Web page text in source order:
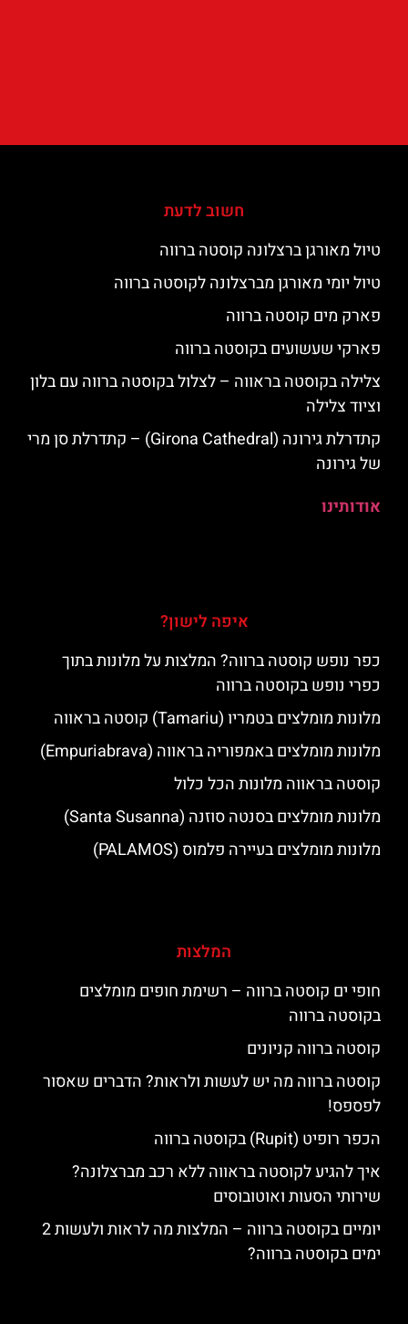
חשוב לדעת
טיול מאורגן ברצלונה קוסטה ברווה
טיול יומי מאורגן מברצלונה לקוסטה ברווה
פארק מים קוסטה ברווה
פארקי שעשועים בקוסטה ברווה
צלילה בקוסטה בראווה – לצלול בקוסטה ברווה עם בלון
וציוד צלילה
קתדרלת גירונה (Girona Cathedral) – קתדרלת סן מרי
של גירונה
אודותינו
איפה לישון?
כפר נופש קוסטה ברווה? המלצות על מלונות בתוך
כפרי נופש בקוסטה ברווה
מלונות מומלצים בטמריו (Tamariu) קוסטה בראווה
מלונות מומלצים באמפוריה בראווה (Empuriabrava)
קוסטה בראווה מלונות הכל כלול
מלונות מומלצים בסנטה סוזנה (Santa Susanna)
מלונות מומלצים בעיירה פלמוס (PALAMOS)
המלצות
חופי ים קוסטה ברווה – רשימת חופים מומלצים
בקוסטה ברווה
קוסטה ברווה קניונים
קוסטה ברווה מה יש לעשות ולראות? הדברים שאסור
לפספס!
הכפר רופיט (Rupit) בקוסטה ברווה
איך להגיע לקוסטה בראווה ללא רכב מברצלונה?
שירותי הסעות ואוטובוסים
יומיים בקוסטה ברווה – המלצות מה לראות ולעשות 2
ימים בקוסטה ברווה?